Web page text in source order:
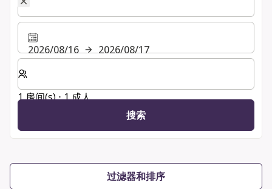
2026/08/16
2026/08/17
选择房间数和入住人数
1 房间(s) ⋅ 1 成人
搜索
过滤器和排序